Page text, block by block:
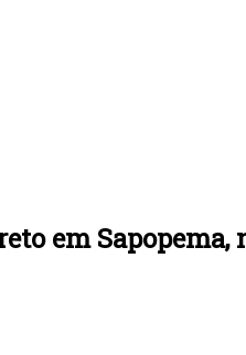
em Sapopema,